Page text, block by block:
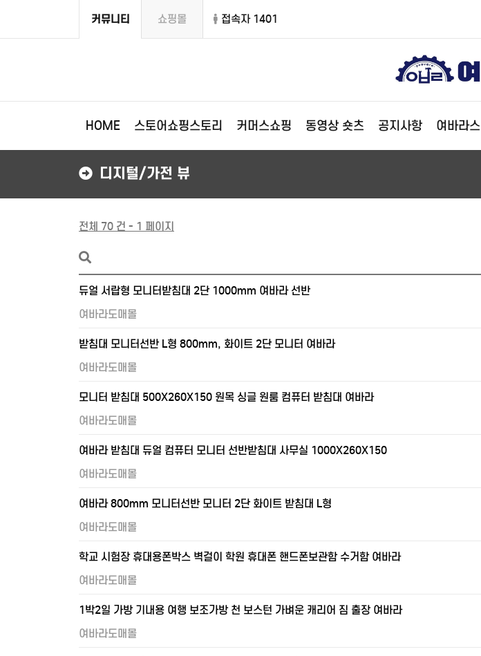
커뮤니티 쇼핑몰 접속자 1401
HOME 스토어쇼핑스토리 커머스쇼핑 동영상 숏츠 공지사항 여바라
디지털/가전 뷰
전체 70 건 - 1 페이지
듀얼 서랍형 모니터받침대 2단 1000mm 여바라 선반
여바라도매몰
받침대 모니터선반 L형 800mm, 화이트 2단 모니터 여바라
여바라도매몰
모니터 받침대 500X260X150 원목 싱글 원룸 컴퓨터 받침대 여바라
여바라도매몰
여바라 받침대 듀얼 컴퓨터 모니터 선반받침대 사무실 1000X260X150
여바라도매몰
여바라 800mm 모니터선반 모니터 2단 화이트 받침대 L형
여바라도매몰
학교 시험장 휴대용폰박스 벽걸이 학원 휴대폰 핸드폰보관함 수거함 여바라
여바라도매몰
1박2일 가방 기내용 여행 보조가방 천 보스턴 가벼운 캐리어 짐 출장 여바라
여바라도매몰